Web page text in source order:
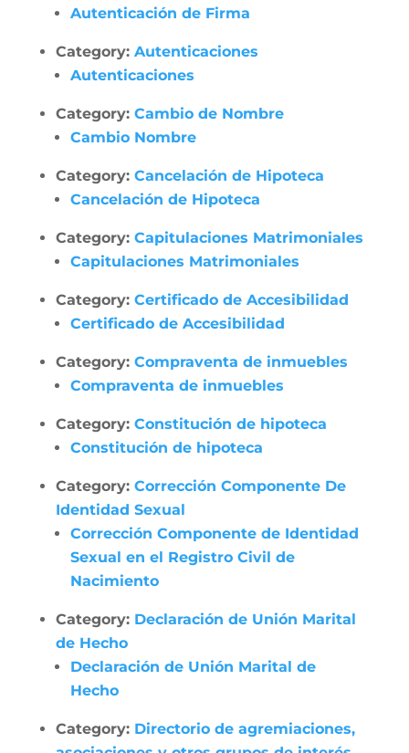
Autenticación de Firma
Category: Autenticaciones
Autenticaciones
Category: Cambio de Nombre
Cambio Nombre
Category: Cancelación de Hipoteca
Cancelación de Hipoteca
Category: Capitulaciones Matrimoniales
Capitulaciones Matrimoniales
Category: Certificado de Accesibilidad
Certificado de Accesibilidad
Category: Compraventa de inmuebles
Compraventa de inmuebles
Category: Constitución de hipoteca
Constitución de hipoteca
Category: Corrección Componente De
Identidad Sexual
Corrección Componente de Identidad
Sexual en el Registro Civil de
Nacimiento
Category: Declaración de Unión Marital
de Hecho
Declaración de Unión Marital de
Hecho
Category: Directorio de agremiaciones,